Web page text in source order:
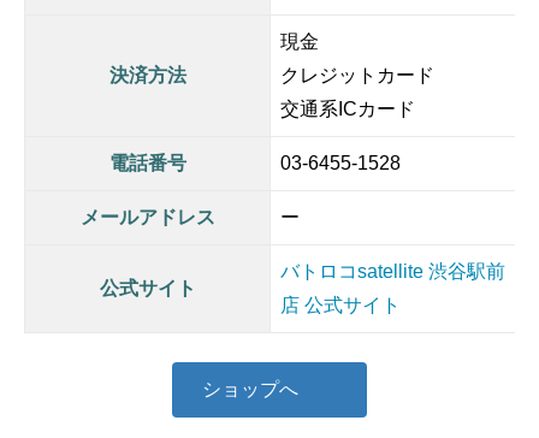
決済方法
現金
クレジットカード
交通系ICカード
電話番号 03-6455-1528
メールアドレス ー
公式サイト
バトロコsatellite 渋谷駅前
店 公式サイト
ショップへ